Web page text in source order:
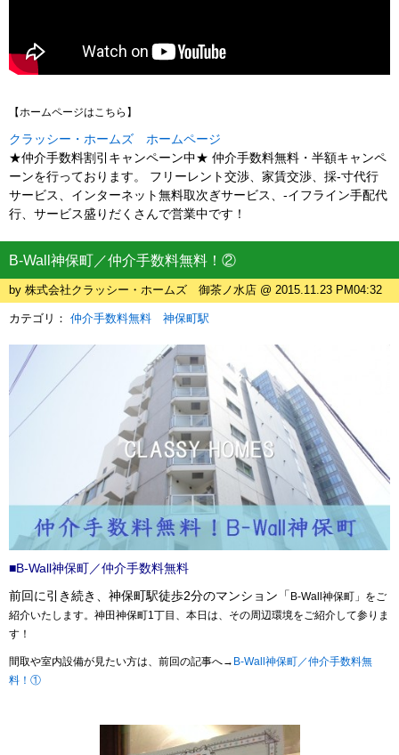
【ホームページはこちら】
クラッシー・ホームズ ホームページ
★仲介手数料割引キャンペーン中★ 仲介手数料無料・半額キャンペ
ーンを行っております。 フリーレント交渉、家賃交渉、採-寸代行
サービス、インターネット無料取次ぎサービス、-イフライン手配代
行、サービス盛りだくさんで営業中です！
B-Wall神保町／仲介手数料無料！②
by 株式会社クラッシー・ホームズ 御茶ノ水店 @ 2015.11.23 PM04:32
カテゴリ： 仲介手数料無料 神保町駅
■B-Wall神保町／仲介手数料無料
前回に引き続き、 神保町駅徒歩2分のマンション「 B-Wall神保町」をご
紹介いたします。神田神保町1丁目、本日は、その周辺環境をご紹介して参りま
す！
間取や室内設備が見たい方は、前回の記事へ→ B-Wall神保町／仲介手数料無
料！①